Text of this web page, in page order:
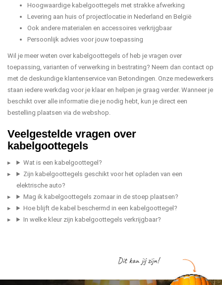
Hoogwaardige kabelgoottegels met strakke afwerking
Levering aan huis of projectlocatie in Nederland en België
Ook andere materialen en accessoires verkrijgbaar
Persoonlijk advies voor jouw toepassing
Wil je meer weten over kabelgoottegels of heb je vragen over
toepassing, varianten of verwerking in bestrating? Neem dan contact op
met de deskundige klantenservice van Betondingen. Onze medewerkers
staan iedere werkdag voor je klaar en helpen je graag verder. Wanneer je
beschikt over alle informatie die je nodig hebt, kun je direct een
bestelling plaatsen via de webshop.
Veelgestelde vragen over
kabelgoottegels
Wat is een kabelgoottegel?
Zijn kabelgoottegels geschikt voor het opladen van een
elektrische auto?
Mag ik kabelgoottegels zomaar in de stoep plaatsen?
Hoe blijft de kabel beschermd in een kabelgoottegel?
In welke kleur zijn kabelgoottegels verkrijgbaar?
Dit kan jij zijn!